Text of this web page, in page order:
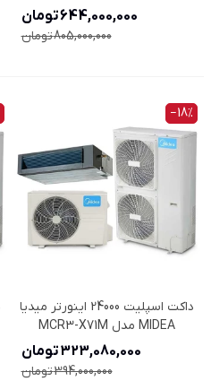
644,000,000 تومان
805,000,000 تومان
‎−18%
داکت اسپلیت 24000 اینورتر میدیا
MIDEA مدل MCR3-X71M
323,080,000 تومان
394,000,000 تومان